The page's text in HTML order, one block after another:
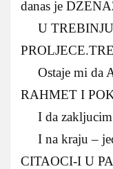
danas je
U TREBINJU
Ostaje mi da
RAHMET I
I da
I na kraju –
CITAOCI-I U